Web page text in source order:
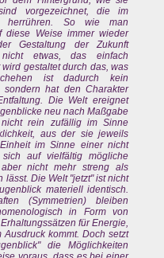
vorgezeichnet, die im
herrühren. So wie man
diese Weise immer wieder
Gestaltung der Zukunft
etwas, das einfach
gestaltet durch das, was
ist dadurch kein
sondern hat den Charakter
Die Welt ereignet
neu nach Maßgabe
nicht rein zufällig im Sinne
aus der sie jeweils
im Sinne einer nicht
sich auf vielfältig mögliche
nicht mehr streng als
lässt. Die Welt "jetzt" ist nicht
materiell identisch.
(Symmetrien) bleiben
in Form von
für Energie,
kommt. Doch setzt
die Möglichkeiten